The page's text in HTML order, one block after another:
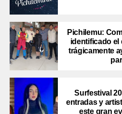
Pichilemu:
identificado el
trágicamente
Surfestival
entradas y
este gran